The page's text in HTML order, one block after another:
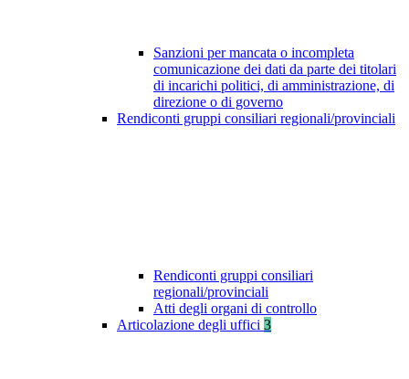
Sanzioni per mancata o incompleta
comunicazione dei dati da parte dei titolari
di incarichi politici, di amministrazione, di
direzione o di governo
Rendiconti gruppi consiliari regionali/provinciali
Rendiconti gruppi consiliari
regionali/provinciali
Atti degli organi di controllo
Articolazione degli uffici 3